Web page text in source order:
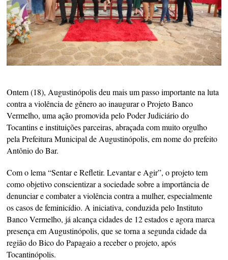
Ontem (18), Augustinópolis deu mais um passo importante na luta
contra a violência de gênero ao inaugurar o Projeto Banco
Vermelho, uma ação promovida pelo Poder Judiciário do
Tocantins e instituições parceiras, abraçada com muito orgulho
pela Prefeitura Municipal de Augustinópolis, em nome do prefeito
Antônio do Bar.
Com o lema “Sentar e Refletir. Levantar e Agir”, o projeto tem
como objetivo conscientizar a sociedade sobre a importância de
denunciar e combater a violência contra a mulher, especialmente
os casos de feminicídio. A iniciativa, conduzida pelo Instituto
Banco Vermelho, já alcança cidades de 12 estados e agora marca
presença em Augustinópolis, que se torna a segunda cidade da
região do Bico do Papagaio a receber o projeto, após
Tocantinópolis.